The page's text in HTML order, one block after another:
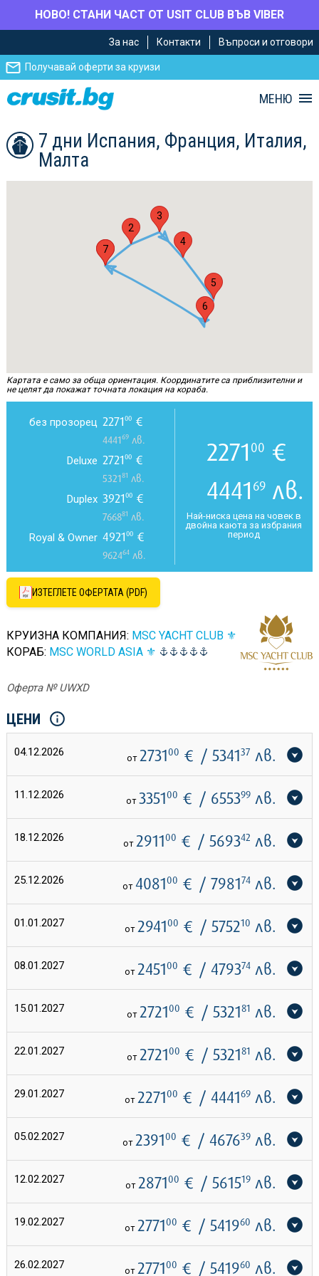
НОВО! СТАНИ ЧАСТ ОТ USIT CLUB ВЪВ VIBER
главното
съдържание
Навигацията
За нас Контакти Въпроси и отговори
Получавай оферти за круизи
МЕНЮ
7 дни Испания, Франция, Италия,
Малта
1
2
3
4
5
6
7
Картата е само за обща ориентация. Координатите са приблизителни и
не целят да покажат точната локация на кораба.
без прозорец 227100€
444169лв.
Deluxe 272100€
532181 лв.
Duplex 392100€
766881 лв.
Royal & Owner 492100€
962464лв.
2271 00 €
4441 69 лв.
Най-ниска цена на човек в
двойна каюта за избрания
период
ИЗТЕГЛЕТЕ ОФЕРТАТА (PDF)
КРУИЗНА КОМПАНИЯ: MSC YACHT CLUB ⚜
КОРАБ: MSC WORLD ASIA ⚜
Оферта № UWXD
ЦЕНИ
04.12.2026 от 273100 € / 534137 лв.
11.12.2026 от 335100 € / 655399лв.
18.12.2026 от 291100 € / 569342 лв.
25.12.2026 от 408100 € / 798174лв.
01.01.2027 от 294100 € / 575210 лв.
08.01.2027 от 245100 € / 479374лв.
15.01.2027 от 272100 € / 532181 лв.
22.01.2027 от 272100 € / 532181 лв.
29.01.2027 от 227100 € / 444169лв.
05.02.2027 от 239100 € / 467639лв.
12.02.2027 от 287100 € / 561519лв.
19.02.2027 от 277100 € / 541960 лв.
26.02.2027 от 277100 € / 541960 лв.